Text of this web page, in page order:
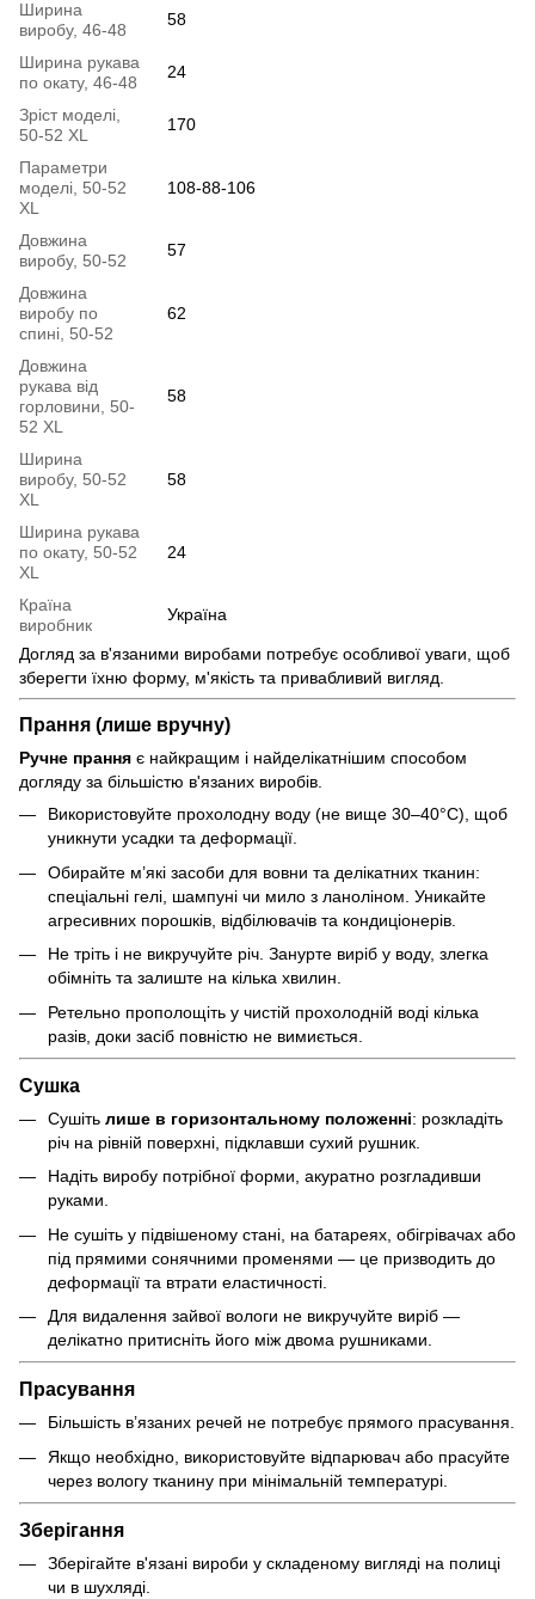
Ширина
виробу, 46-48
58
Ширина рукава
по окату, 46-48
24
Зріст моделі,
50-52 XL
170
Параметри
моделі, 50-52
XL
108-88-106
Довжина
виробу, 50-52
57
Довжина
виробу по
спині, 50-52
62
Довжина
рукава від
горловини, 50-
52 XL
58
Ширина
виробу, 50-52
XL
58
Ширина рукава
по окату, 50-52
XL
24
Країна
виробник
Україна
Догляд за в'язаними виробами потребує особливої уваги, щоб
зберегти їхню форму, м'якість та привабливий вигляд.
Прання (лише вручну)
Ручне прання є найкращим і найделікатнішим способом
догляду за більшістю в'язаних виробів.
Використовуйте прохолодну воду (не вище 30–40°C), щоб
уникнути усадки та деформації.
Обирайте м’які засоби для вовни та делікатних тканин:
спеціальні гелі, шампуні чи мило з ланоліном. Уникайте
агресивних порошків, відбілювачів та кондиціонерів.
Не тріть і не викручуйте річ. Занурте виріб у воду, злегка
обімніть та залиште на кілька хвилин.
Ретельно прополощіть у чистій прохолодній воді кілька
разів, доки засіб повністю не вимиється.
Сушка
Сушіть лише в горизонтальному положенні: розкладіть
річ на рівній поверхні, підклавши сухий рушник.
Надіть виробу потрібної форми, акуратно розгладивши
руками.
Не сушіть у підвішеному стані, на батареях, обігрівачах або
під прямими сонячними променями — це призводить до
деформації та втрати еластичності.
Для видалення зайвої вологи не викручуйте виріб —
делікатно притисніть його між двома рушниками.
Прасування
Більшість в’язаних речей не потребує прямого прасування.
Якщо необхідно, використовуйте відпарювач або прасуйте
через вологу тканину при мінімальній температурі.
Зберігання
Зберігайте в'язані вироби у складеному вигляді на полиці
чи в шухляді.